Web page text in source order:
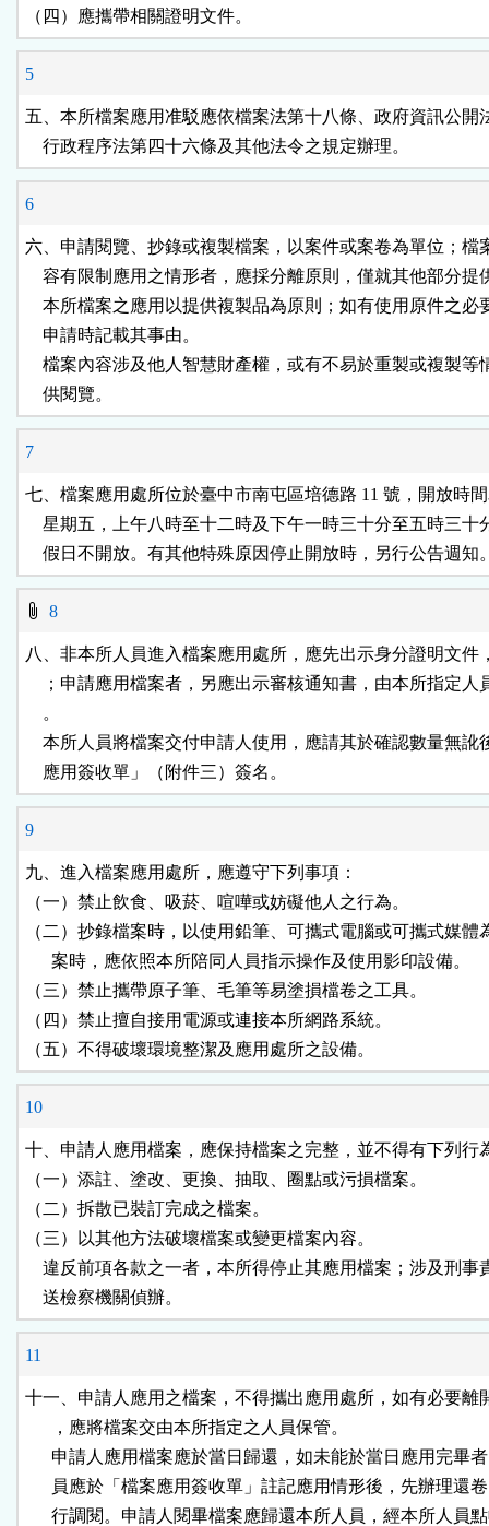
（四）應攜帶相關證明文件。
5
五、本所檔案應用准駁應依檔案法第十八條、政府資訊公開
    行政程序法第四十六條及其他法令之規定辦理。
6
六、申請閱覽、抄錄或複製檔案，以案件或案卷為單位；檔
容有限制應用之情形者，應採分離原則，僅就其他部分提
本所檔案之應用以提供複製品為原則；如有使用原件之必
    申請時記載其事由。
檔案內容涉及他人智慧財產權，或有不易於重製或複製等
    供閱覽。
7
七、檔案應用處所位於臺中市南屯區培德路 11 號，開放時
星期五，上午八時至十二時及下午一時三十分至五時三十
假日不開放。有其他特殊原因停止開放時，另行公告週知
8
八、非本所人員進入檔案應用處所，應先出示身分證明文件
；申請應用檔案者，另應出示審核通知書，由本所指定人
    。
本所人員將檔案交付申請人使用，應請其於確認數量無訛
    應用簽收單」（附件三）簽名。
9
九、進入檔案應用處所，應遵守下列事項：
（一）禁止飲食、吸菸、喧嘩或妨礙他人之行為。
（二）抄錄檔案時，以使用鉛筆、可攜式電腦或可攜式媒體
      案時，應依照本所陪同人員指示操作及使用影印設備。
（三）禁止攜帶原子筆、毛筆等易塗損檔卷之工具。
（四）禁止擅自接用電源或連接本所網路系統。
（五）不得破壞環境整潔及應用處所之設備。
10
十、申請人應用檔案，應保持檔案之完整，並不得有下列行
（一）添註、塗改、更換、抽取、圈點或污損檔案。
（二）拆散已裝訂完成之檔案。
（三）以其他方法破壞檔案或變更檔案內容。
違反前項各款之一者，本所得停止其應用檔案；涉及刑事
    送檢察機關偵辦。
11
十一、申請人應用之檔案，不得攜出應用處所，如有必要離
      ，應將檔案交由本所指定之人員保管。
申請人應用檔案應於當日歸還，如未能於當日應用完畢
員應於「檔案應用簽收單」註記應用情形後，先辦理還
行調閱。申請人閱畢檔案應歸還本所人員，經本所人員